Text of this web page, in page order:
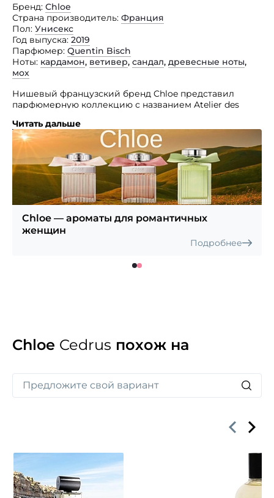
Бренд Chloe
Страна производитель Франция
Пол Унисекс
Год выпуска 2019
Парфюмер Quentin Bisch
Ноты кардамон, ветивер, сандал, древесные ноты,
мох
Нишевый французский бренд Chloe представил
парфюмерную коллекцию с названием Atelier des
которых — цветы, пряные травы и древесные породы.
Каждый из представленных здесь изысков воплощает
воспоминания из детства, незабываемые впечатления
от путешествий или жизненных моментов их авторов.
Мускусно-древесный унисекс аромат Cedrus стал
благоухающим воспоминанием Квентина Биша о том,
как неординарный молодой человек, а именно его
отец, подарил матери «роскошный» букет из ветвей.
Он окутает вас нежным, тонким и теплым звучанием.
Читать дальше
Chloe — ароматы для романтичных
женщин
Подробнее
Chloe Cedrus похож на